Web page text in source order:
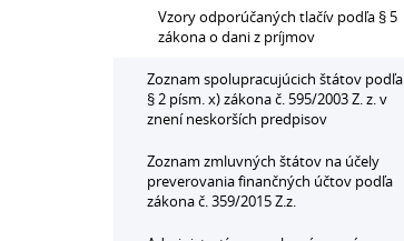
Vzory odporúčaných tlačív podľa § 5
zákona o dani z príjmov
Zoznam spolupracujúcich štátov podľa
§ 2 písm. x) zákona č. 595/2003 Z. z. v
znení neskorších predpisov
Zoznam zmluvných štátov na účely
preverovania finančných účtov podľa
zákona č. 359/2015 Z.z.